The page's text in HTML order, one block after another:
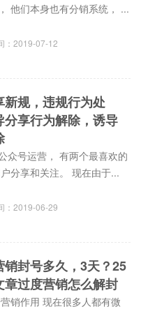
他们本身也有分销系统， ...
：2019-07-12
新规，违规行为处
分享行为解除，诱导
众号运营， 有两个最喜欢的
分享和关注。 现在由于...
：2019-06-29
销封号多久，3天？25
章过度营销怎么解封
销作用 现在很多人都有微